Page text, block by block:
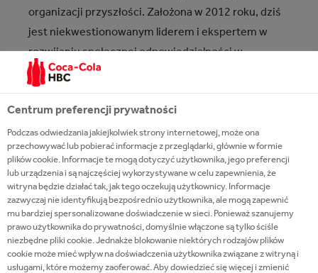
organizacji przyszłości. Założona w 2012 roku, dziś
jest niekwestionowanym liderem i ekspertem w
rozwijaniu społecznej odpowiedzialności w
działaniu. Wspiera tych, którzy chcą tworzyć
odpowiedzialny biznes i działają zgodnie w myśl idei
zrównoważonego rozwoju.
Do tej pory Instytut Wolontariat Pracowniczy
zaangażował się w 175 projektów. Aktywności
propagujących inicjatywy społeczne, ekologiczne i
przedsiębiorcze. Fundacja działa również na rzecz
włączenia na rynek pracy osób wykluczonych
społecznie i zawodowo. Przyłącza się do inicjatyw
edukacyjnych na rzecz zrównoważonego rozwoju.
Centrum preferencji prywatności
Podczas odwiedzania jakiejkolwiek strony internetowej, może ona
przechowywać lub pobierać informacje z przeglądarki, głównie w formie
plików cookie. Informacje te mogą dotyczyć użytkownika, jego preferencji
lub urządzenia i są najczęściej wykorzystywane w celu zapewnienia, że
witryna będzie działać tak, jak tego oczekują użytkownicy. Informacje
zazwyczaj nie identyfikują bezpośrednio użytkownika, ale mogą zapewnić
mu bardziej spersonalizowane doświadczenie w sieci. Ponieważ szanujemy
prawo użytkownika do prywatności, domyślnie włączone są tylko ściśle
niezbędne pliki cookie. Jednakże blokowanie niektórych rodzajów plików
cookie może mieć wpływ na doświadczenia użytkownika związane z witryną i
usługami, które możemy zaoferować. Aby dowiedzieć się więcej i zmienić